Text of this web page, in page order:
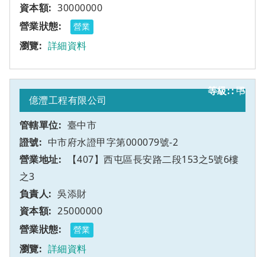
30000000
營業
詳細資料
5
億灃工程有限公司
臺中市
中市府水證甲字第000079號-2
【407】西屯區長安路二段153之5號6樓
之3
甲
吳添財
25000000
營業
詳細資料